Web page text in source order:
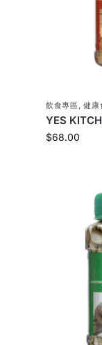
飲食專區,健康
YES
$68.00